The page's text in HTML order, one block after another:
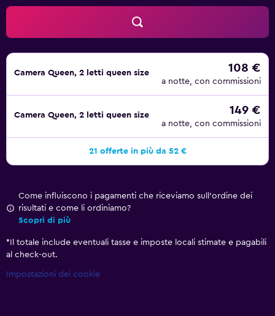
Camera Queen, 2 letti queen size 108 €
a notte, con commissioni
Camera Queen, 2 letti queen size 149 €
a notte, con commissioni
21 offerte in più da 52 €
Come influiscono i pagamenti che riceviamo sull'ordine dei
risultati e come li ordiniamo?
Scopri di più
* Il totale include eventuali tasse e imposte locali stimate e pagabili
al check-out.
Impostazioni dei cookie